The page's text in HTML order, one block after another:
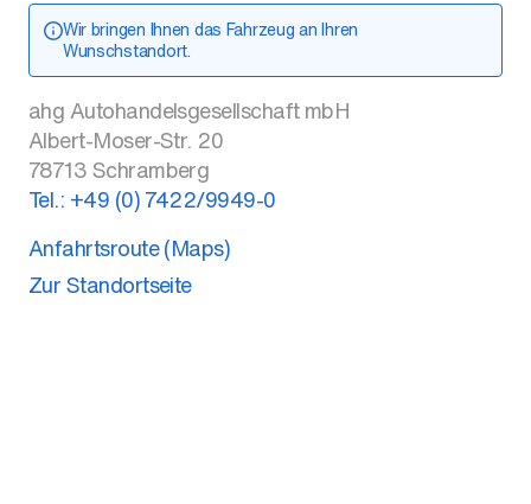
Wir bringen Ihnen das Fahrzeug an Ihren
Wunschstandort.
ahg Autohandelsgesellschaft mbH
Albert-Moser-Str. 20
78713Schramberg
Tel.: +49 (0) 7422/9949-0
Anfahrtsroute (Maps)
Zur Standortseite